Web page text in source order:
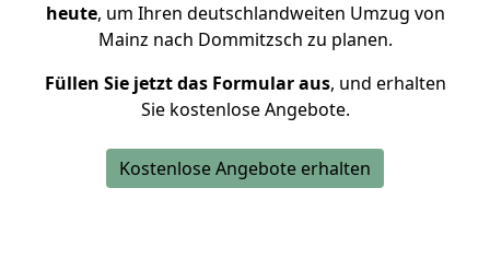
heute, um Ihren deutschlandweiten Umzug von
Mainz nach Dommitzsch zu planen.
Füllen Sie jetzt das Formular aus, und erhalten
Sie kostenlose Angebote.
Kostenlose Angebote erhalten